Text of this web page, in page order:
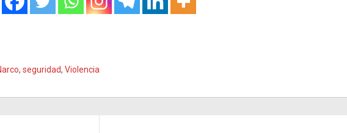
, seguridad, Violencia